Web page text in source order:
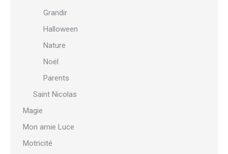
Grandir
Halloween
Nature
Noël
Parents
Saint Nicolas
Magie
Mon amie Luce
Motricité